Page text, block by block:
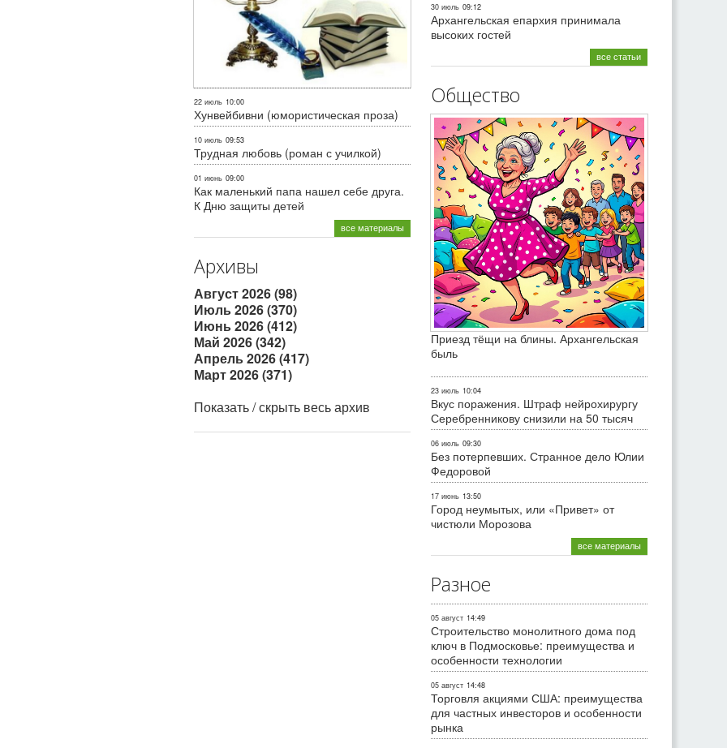
22 июль 10:00
Хунвейбивни (юмористическая проза)
10 июль 09:53
Трудная любовь (роман с училкой)
01 июнь 09:00
Как маленький папа нашел себе друга.
К Дню защиты детей
все материалы
Архивы
Август 2026 (98)
Июль 2026 (370)
Июнь 2026 (412)
Май 2026 (342)
Апрель 2026 (417)
Март 2026 (371)
Показать / скрыть весь архив
30 июль 09:12
Архангельская епархия принимала
высоких гостей
все статьи
Общество
Приезд тёщи на блины. Архангельская
быль
23 июль 10:04
Вкус поражения. Штраф нейрохирургу
Серебренникову снизили на 50 тысяч
06 июль 09:30
Без потерпевших. Странное дело Юлии
Федоровой
17 июнь 13:50
Город неумытых, или «Привет» от
чистюли Морозова
все материалы
Разное
05 август 14:49
Строительство монолитного дома под
ключ в Подмосковье: преимущества и
особенности технологии
05 август 14:48
Торговля акциями США: преимущества
для частных инвесторов и особенности
рынка